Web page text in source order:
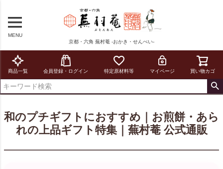
MENU
京都・六角 蕪村菴 -おかき・せんべい-
商品一覧 会員登録・ログイン 特定原材料等 マイページ 買い物カゴ
和のプチギフトにおすすめ｜お煎餅・あら
れの上品ギフト特集｜蕪村菴 公式通販